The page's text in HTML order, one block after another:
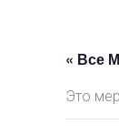
« Все
Это